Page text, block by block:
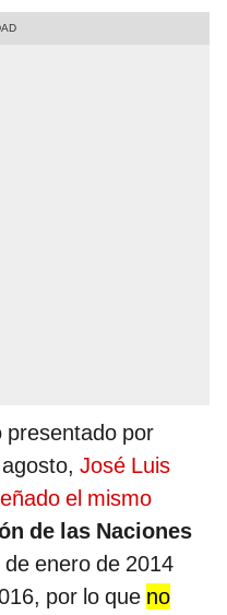
presentado por
José Luis
el mismo
de las Naciones
enero de 2014
por lo que no